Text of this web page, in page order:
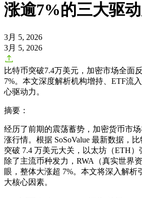
涨逾7%的三大驱
3月 5, 2026
3月 5, 2026
比特币突破7.4万美元，加密市场全面
7%。本文深度解析机构增持、ETF流
心驱动力。
摘要：
经历了前期的震荡蓄势，加密货币市
涨行情。根据 SoSoValue 最新数据，
突破 7.4 万美元大关，以太坊（ETH）
除了主流币种发力，RWA（真实世界
眼，整体大涨超 7%。本文将深入解析
大核心因素。